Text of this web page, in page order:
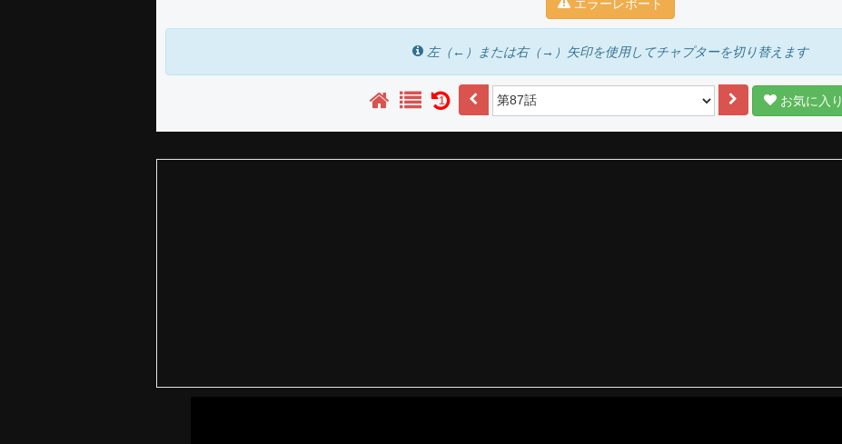
エラーレポート
左（←）または右（→）矢印を使用してチャプターを切り替えます
1 お気に入り